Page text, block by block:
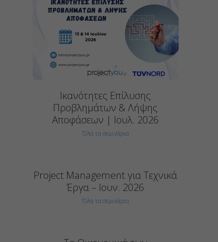
Ικανότητες Επίλυσης
Προβλημάτων & Λήψης
Αποφάσεων | Ιουλ. 2026
Όλα τα σεμινάρια
Project Management για Τεχνικά
Έργα – Ιουν. 2026
Όλα τα σεμινάρια